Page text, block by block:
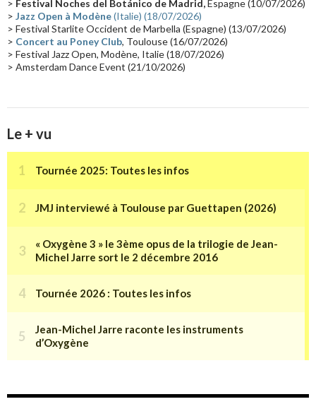
Tournée 2025(14) 2024(14) Chine(13)
> Festival Noches del Botánico de Madrid,Espagne (10/07/2026)
> Jazz Open à Modène(Italie) (18/07/2026)
> Festival Starlite Occident de Marbella (Espagne) (13/07/2026)
> Concert au Poney Club, Toulouse (16/07/2026)
> Festival Jazz Open, Modène, Italie (18/07/2026)
> Amsterdam Dance Event (21/10/2026)
Le + vu